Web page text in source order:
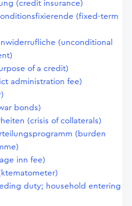
(credit insurance)
(fixed-term
(unconditional
of a credit)
administration fee)
bonds)
(crisis of collaterals)
(burden
inn fee)
duty; household entering